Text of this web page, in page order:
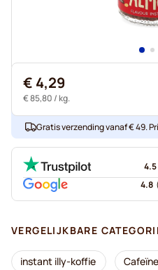
€ 4,29
€ 85,80 / kg.
Gratis verzending vanaf € 49.
4.5
4.8
VERGELIJKBARE
instant illy-koffie